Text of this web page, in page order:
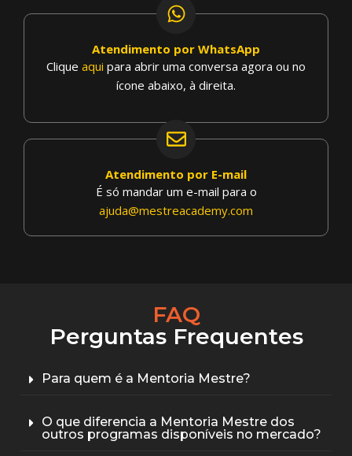
Atendimento por WhatsApp
Clique aqui para abrir uma conversa agora ou no
ícone abaixo, à direita.
Atendimento por E-mail
É só mandar um e-mail para o
ajuda@mestreacademy.com
FAQ
Perguntas Frequentes
Para quem é a Mentoria Mestre?
O que diferencia a Mentoria Mestre dos
outros programas disponíveis no mercado?